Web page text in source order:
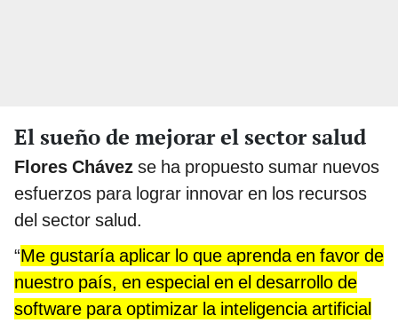
El sueño de mejorar el sector salud
Flores Chávez se ha propuesto sumar nuevos
esfuerzos para lograr innovar en los recursos
del sector salud.
“Me gustaría aplicar lo que aprenda en favor de
nuestro país, en especial en el desarrollo de
software para optimizar la inteligencia artificial